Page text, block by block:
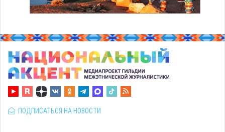
ПОДПИСАТЬСЯ НА НОВОСТИ